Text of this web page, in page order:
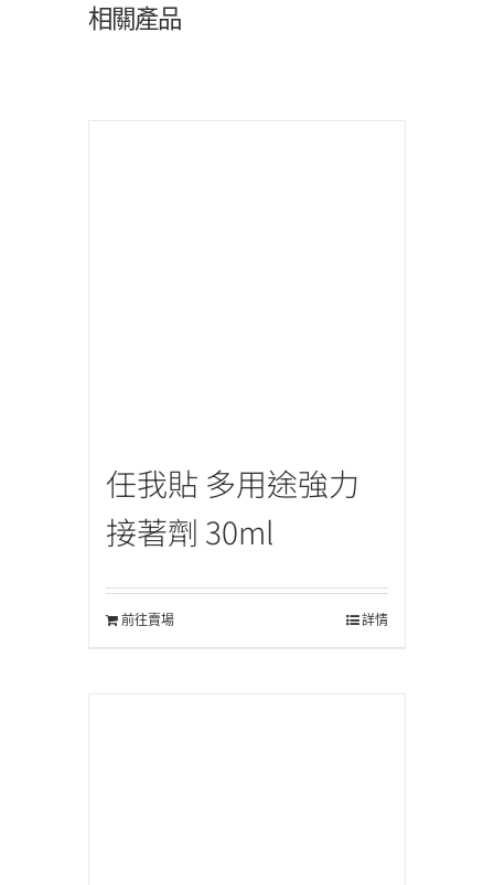
相關產品
任我貼 多用途強力
接著劑 30ml
前往賣場 詳情